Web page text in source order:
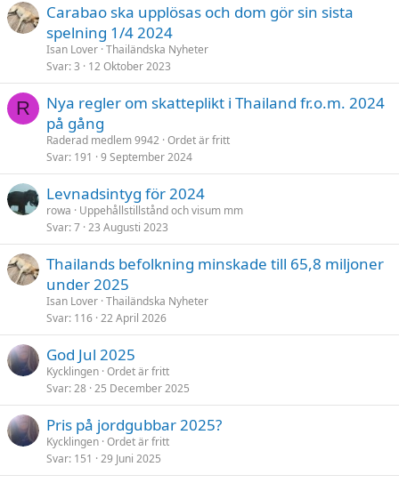
Carabao ska upplösas och dom gör sin sista
spelning 1/4 2024
Isan Lover Thailändska Nyheter
Svar 3 12 Oktober 2023
R
Nya regler om skatteplikt i Thailand fr.o.m. 2024
på gång
Raderad medlem 9942 Ordet är fritt
Svar 191 9 September 2024
Levnadsintyg för 2024
rowa
Uppehållstillstånd och visum mm
Svar 7 23 Augusti 2023
Thailands befolkning minskade till 65,8 miljoner
under 2025
Isan Lover Thailändska Nyheter
Svar 116 22 April 2026
God Jul 2025
Kycklingen Ordet är fritt
Svar 28 25 December 2025
Pris på jordgubbar 2025?
Kycklingen Ordet är fritt
Svar 151 29 Juni 2025